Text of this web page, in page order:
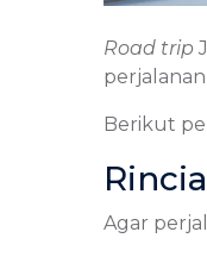
Road trip
Berikut
Agar